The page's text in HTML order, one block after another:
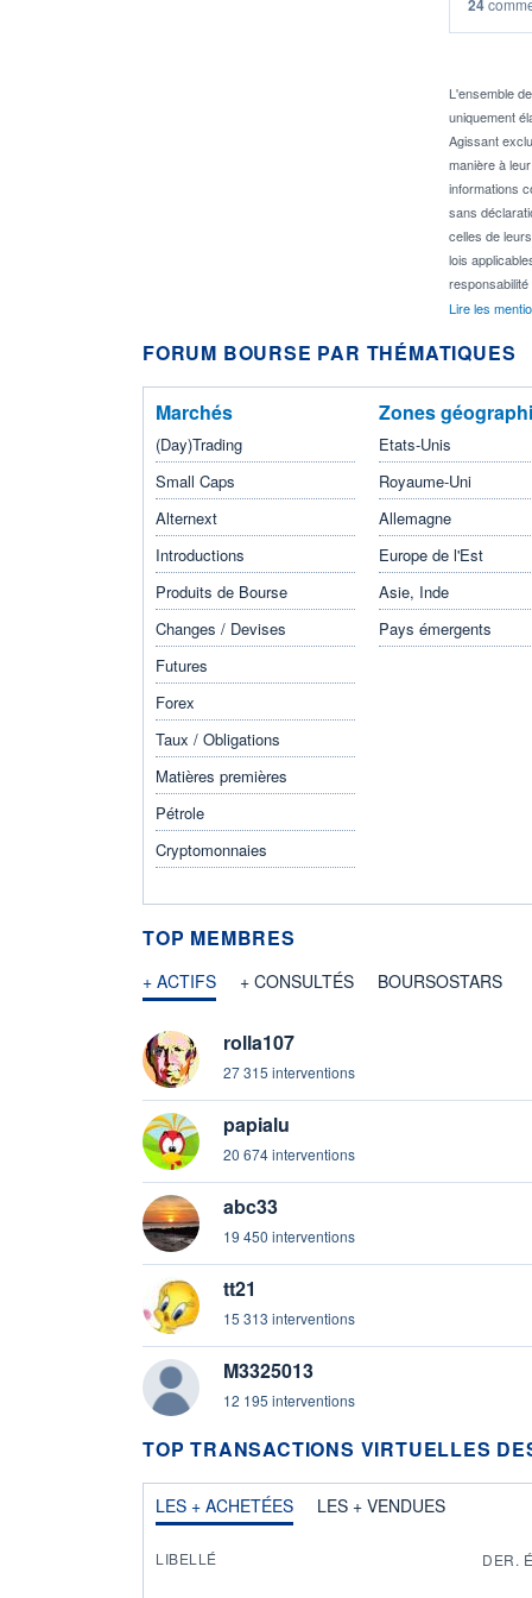
(PH1J
Seuil
24
L'ensemble
uniquement
Agissant
manière à
informations
sans
celles de
lois
Lire les
FORUM BOURSE PAR THÉMATIQUES
Marchés
(Day)Trading
Small Caps
Alternext
Introductions
Produits de Bourse
Changes / Devises
Futures
Forex
Taux / Obligations
Matières premières
Pétrole
Cryptomonnaies
Zones
Etats-Unis
Royaume-Uni
Allemagne
Europe de l'Est
Asie, Inde
Pays émergents
TOP MEMBRES
+ ACTIFS + CONSULTÉS BOURSOSTARS
rolla107
27 315 interventions
papialu
20 674 interventions
abc33
19 450 interventions
tt21
15 313 interventions
M3325013
12 195 interventions
TOP TRANSACTIONS VIRTUELLES
LES + ACHETÉES LES + VENDUES
LIBELLÉ DER.